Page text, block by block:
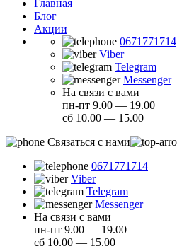
Главная
Блог
Акции
0671771714
Viber
Telegram
Messenger
На связи с вами
пн-пт 9.00 — 19.00
сб 10.00 — 15.00
Связаться с нами
0671771714
Viber
Telegram
Messenger
На связи с вами
пн-пт 9.00 — 19.00
сб 10.00 — 15.00